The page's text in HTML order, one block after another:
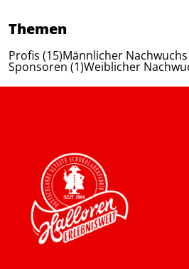
Themen
Profis (15)Männlicher Nachwuchs
Sponsoren (1)Weiblicher